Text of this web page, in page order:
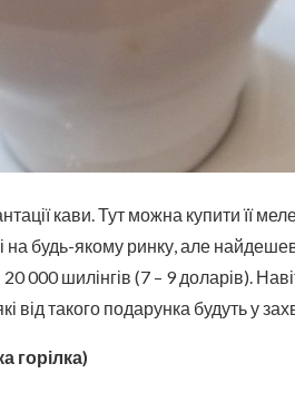
кави. Тут можна купити її
на будь-якому ринку, але
000 шилінгів (7 – 9 доларів).
від такого подарунка будуть у
горілка)